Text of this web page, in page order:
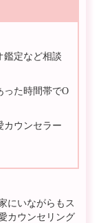
鑑定など相談
った時間帯でO
カウンセラー
にいながらもス
カウンセリング